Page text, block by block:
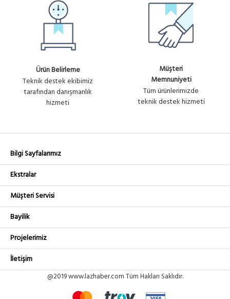
Ürün Belirleme
Teknik destek ekibimiz
tarafından danışmanlık
hizmeti
Müşteri
Memnuniyeti
Tüm ürünlerimizde
teknik destek hizmeti
Bilgi Sayfalarımız
Ekstralar
Müşteri Servisi
Bayilik
Projelerimiz
İletişim
@2019 www.lazhaber.com Tüm Hakları Saklıdır.